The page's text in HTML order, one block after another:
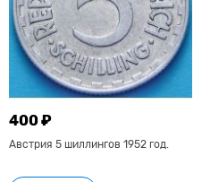
400 ₽
Австрия 5 шиллингов 1952 год.